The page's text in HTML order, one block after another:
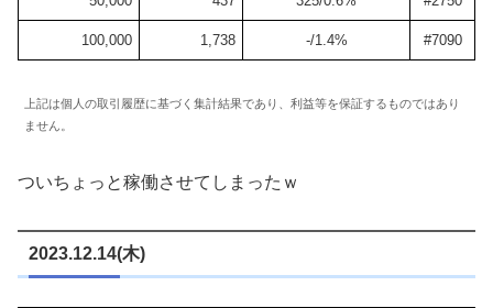
100,000 1,738 -/1.4% #7090
上記は個人の取引履歴に基づく集計結果であり、利益等を保証するものではあり
ません。
ついちょっと稼働させてしまったｗ
2023.12.14(木)